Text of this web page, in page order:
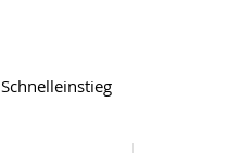
Schnelleinstieg